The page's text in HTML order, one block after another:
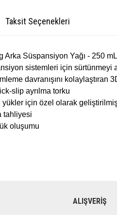
Taksit Seçenekleri
Arka Süspansiyon Yağı - 250 mL
sistemleri için sürtünmeyi
davranışını kolaylaştıran
slip ayrılma torku
yükler için özel olarak
tahliyesi
oluşumu
ALIŞVERİŞ